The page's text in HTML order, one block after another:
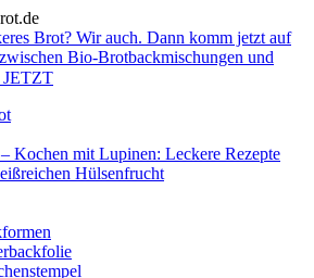
Kochen mit Lupinen: Leckere Rezepte
Hülsenfrucht